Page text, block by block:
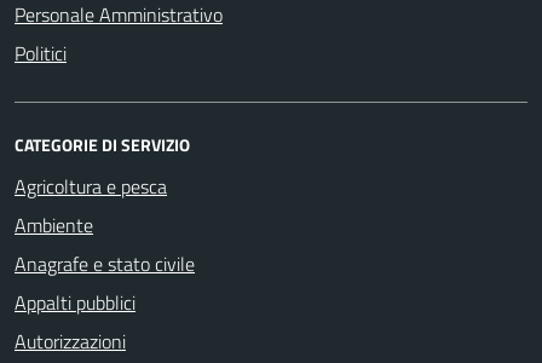
Personale Amministrativo
Politici
CATEGORIE DI SERVIZIO
Agricoltura e pesca
Ambiente
Anagrafe e stato civile
Appalti pubblici
Autorizzazioni